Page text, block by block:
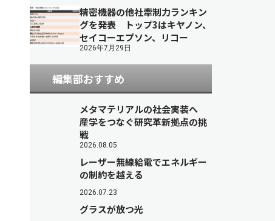
精密機器の他社牽制力ランキン
グを発表 トップ3はキヤノン、
セイコーエプソン、リコー
2026年7月29日
編集部おすすめ
メタマテリアルの社会実装へ
産学をつなぐ研究革新拠点の挑
戦
2026.08.05
レーザー無線給電でエネルギー
の制約を越える
2026.07.23
グラスが放つ光